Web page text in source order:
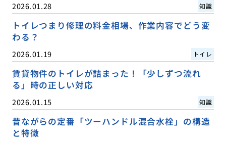
2026.01.28 知識
トイレつまり修理の料金相場、作業内容でどう変
わる？
2026.01.19 トイレ
賃貸物件のトイレが詰まった！「少しずつ流れ
る」時の正しい対応
2026.01.15 知識
昔ながらの定番「ツーハンドル混合水栓」の構造
と特徴